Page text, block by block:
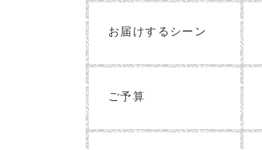
お届けするシーン
ご予算